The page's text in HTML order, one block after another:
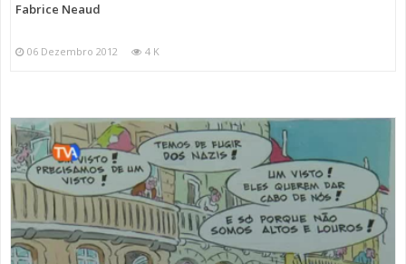
Fabrice Neaud
06 Dezembro 2012 4 K